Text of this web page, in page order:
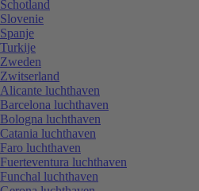
Schotland
Slovenie
Spanje
Turkije
Zweden
Zwitserland
Alicante luchthaven
Barcelona luchthaven
Bologna luchthaven
Catania luchthaven
Faro luchthaven
Fuerteventura luchthaven
Funchal luchthaven